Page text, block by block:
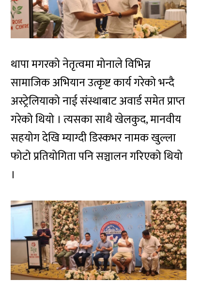
थापा मगरको नेतृत्वमा मोनाले विभिन्न
सामाजिक अभियान उत्कृष्ट कार्य गरेको भन्दै
अस्ट्रेलियाको नाई संस्थाबाट अवार्ड समेत प्राप्त
गरेको थियो । त्यसका साथै खेलकुद, मानवीय
सहयोग देखि म्याग्दी डिस्कभर नामक खुल्ला
फोटो प्रतियोगिता पनि सञ्चालन गरिएको थियो
।